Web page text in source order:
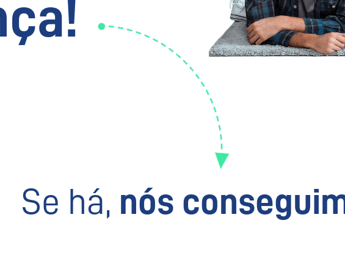
Se há, nós